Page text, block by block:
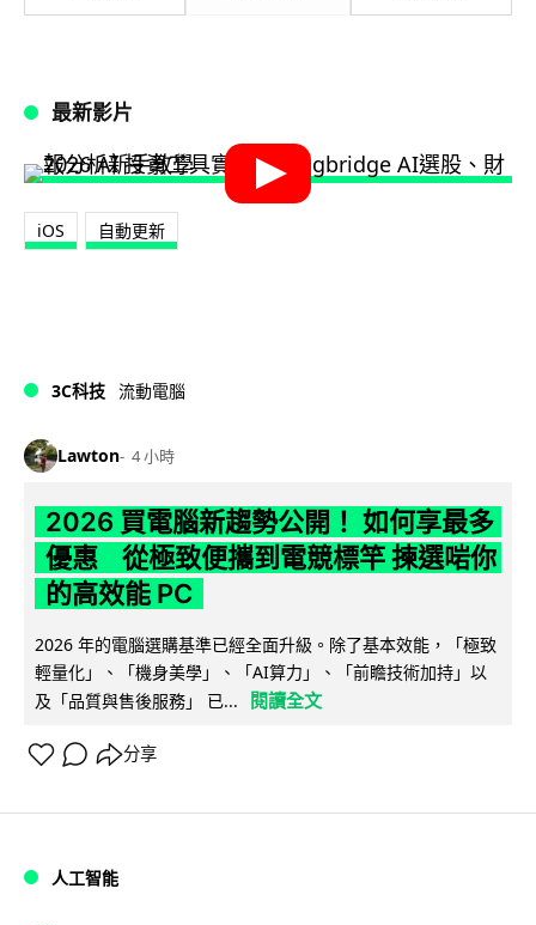
最新影片
iOS 自動更新
3C科技 流動電腦
Lawton 4 小時
2026 買電腦新趨勢公開！ 如何享最多
優惠 從極致便攜到電競標竿 揀選啱你
的高效能 PC
2026 年的電腦選購基準已經全面升級。除了基本效能，「極致
輕量化」、「機身美學」、「AI算力」、「前瞻技術加持」以
及「品質與售後服務」 已...
閱讀全文
分享
人工智能